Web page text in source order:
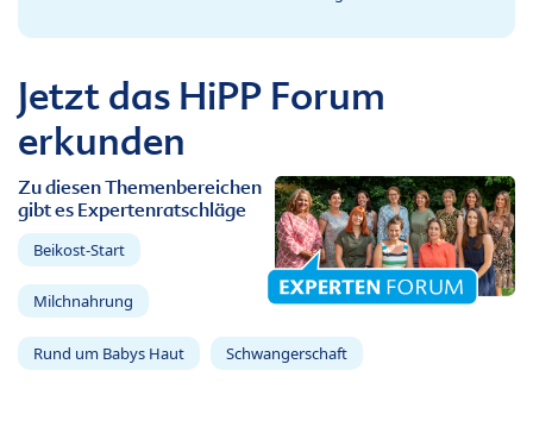
Jetzt das HiPP Forum
erkunden
Zu diesen Themenbereichen
gibt es Expertenratschläge
Beikost-Start
Milchnahrung
Rund um Babys Haut Schwangerschaft